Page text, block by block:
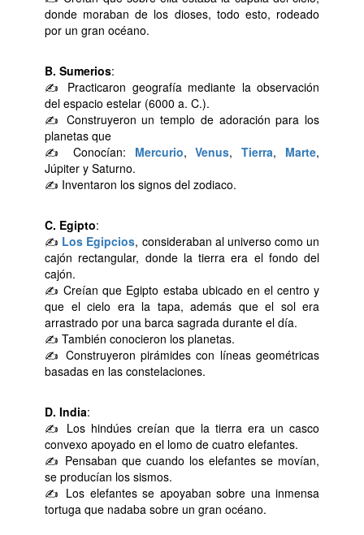
donde moraban de los dioses, todo esto, rodeado
por un gran océano.
B. Sumerios:
✍ Practicaron geografía mediante la observación
del espacio estelar (6000 a. C.).
✍ Construyeron un templo de adoración para los
planetas que
✍ Conocían: Mercurio,Venus,Tierra, Marte,
Júpiter y Saturno.
✍ Inventaron los signos del zodiaco.
C. Egipto:
✍ Los Egipcios, consideraban al universo como un
cajón rectangular, donde la tierra era el fondo del
cajón.
✍ Creían que Egipto estaba ubicado en el centro y
que el cielo era la tapa, además que el sol era
arrastrado por una barca sagrada durante el día.
✍ También conocieron los planetas.
✍ Construyeron pirámides con líneas geométricas
basadas en las constelaciones.
D. India:
✍ Los hindúes creían que la tierra era un casco
convexo apoyado en el lomo de cuatro elefantes.
✍ Pensaban que cuando los elefantes se movían,
se producían los sismos.
✍ Los elefantes se apoyaban sobre una inmensa
tortuga que nadaba sobre un gran océano.